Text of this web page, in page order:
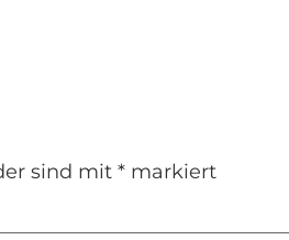
sind mit * markiert